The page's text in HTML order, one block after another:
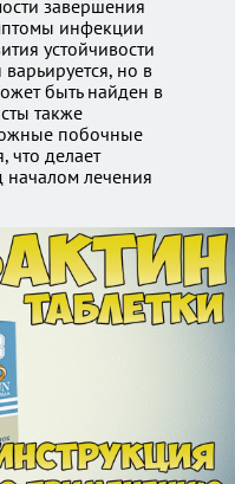
завершения
инфекции
устойчивости
но в
быть найден в
также
побочные
что делает
началом лечения